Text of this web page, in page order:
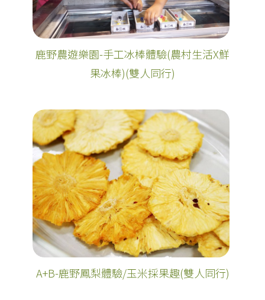
鹿野農遊樂園-手工冰棒體驗(農村生活X鮮
果冰棒)(雙人同行)
A+B-鹿野鳳梨體驗/玉米採果趣(雙人同行)